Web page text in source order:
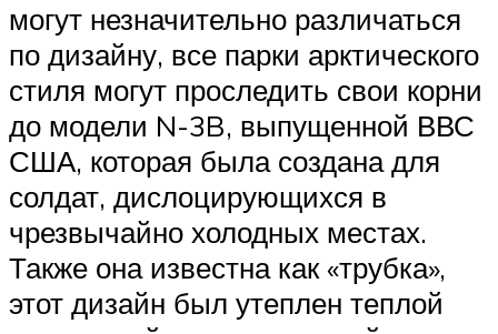
могут незначительно различаться
по дизайну, все парки арктического
стиля могут проследить свои корни
до модели N-3B, выпущенной ВВС
США, которая была создана для
солдат, дислоцирующихся в
чрезвычайно холодных местах.
Также она известна как «трубка»,
этот дизайн был утеплен теплой